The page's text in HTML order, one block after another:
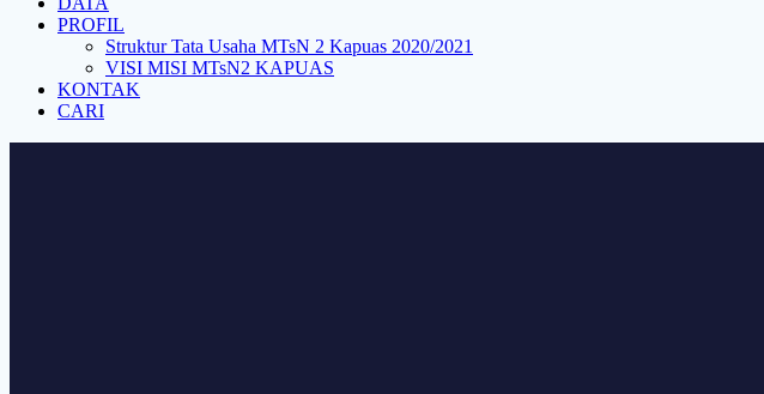
PROFIL
Struktur Tata Usaha MTsN 2 Kapuas 2020/2021
VISI MISI MTsN2 KAPUAS
KONTAK
CARI